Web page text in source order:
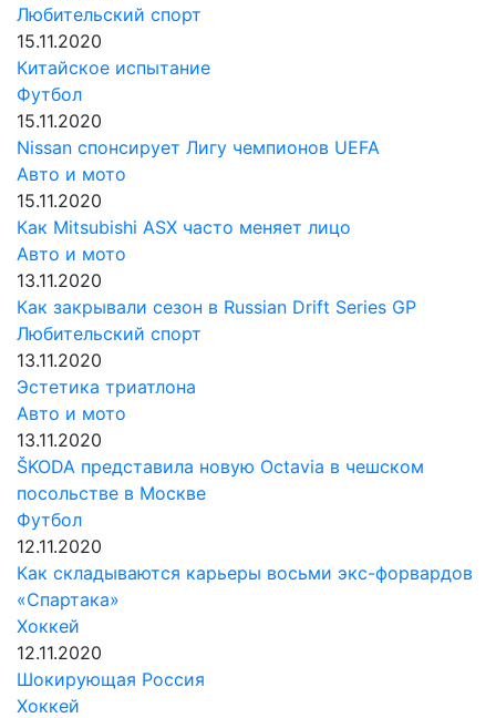
Любительский спорт
15.11.2020
Китайское испытание
Футбол
15.11.2020
Nissan спонсирует Лигу чемпионов UEFA
Авто и мото
15.11.2020
Как Mitsubishi ASX часто меняет лицо
Авто и мото
13.11.2020
Как закрывали сезон в Russian Drift Series GP
Любительский спорт
13.11.2020
Эстетика триатлона
Авто и мото
13.11.2020
ŠKODA представила новую Octavia в чешском
посольстве в Москве
Футбол
12.11.2020
Как складываются карьеры восьми экс-форвардов
«Спартака»
Хоккей
12.11.2020
Шокирующая Россия
Хоккей